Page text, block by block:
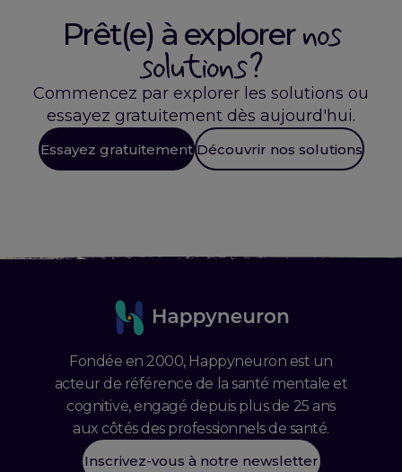
Prêt(e) à explorernos
solutions ?
Commencez par explorer les solutions ou
essayez gratuitement dès aujourd'hui.
Essayez gratuitement Découvrir nos solutions
Fondée en 2000, Happyneuron est un
acteur de référence de la santé mentale et
cognitive, engagé depuis plus de 25 ans
aux côtés des professionnels de santé.
Inscrivez-vous à notre newsletter